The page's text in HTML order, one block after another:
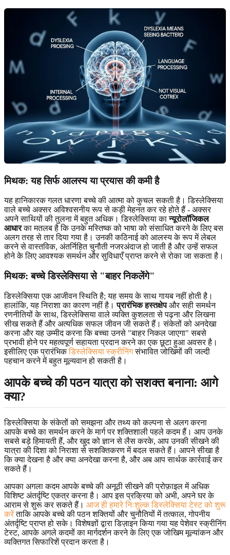
मिथक: यह सिर्फ आलस्य या प्रयास की कमी है
यह हानिकारक गलत धारणा बच्चे की आत्मा को कुचल सकती है। डिस्लेक्सिया
वाले बच्चे अक्सर अविश्वसनीय रूप से कड़ी मेहनत कर रहे होते हैं - अक्सर
अपने साथियों की तुलना में बहुत अधिक। डिस्लेक्सिया कान्यूरोलॉजिकल
आधारका मतलब है कि उनके मस्तिष्क को भाषा को संसाधित करने के लिए बस
अलग तरह से तार दिया गया है। उनकी कठिनाई को आलस्य के रूप में लेबल
करने से वास्तविक, अंतर्निहित चुनौती नजरअंदाज हो जाती है और उन्हें सफल
होने के लिए आवश्यक समर्थन और सुविधाएँ प्राप्त करने से रोका जा सकता है।
मिथक: बच्चे डिस्लेक्सिया से "बाहर निकलेंगे"
डिस्लेक्सिया एक आजीवन स्थिति है; यह समय के साथ गायब नहीं होती है।
हालांकि, यह निराशा का कारण नहीं है।प्रारंभिक हस्तक्षेपऔर सही समर्थन
रणनीतियों के साथ, डिस्लेक्सिया वाले व्यक्ति कुशलता से पढ़ना और लिखना
सीख सकते हैं और अत्यधिक सफल जीवन जी सकते हैं। संकेतों को अनदेखा
करना और यह उम्मीद करना कि बच्चा उनसे "बाहर निकल जाएगा" सबसे
प्रभावी होने पर महत्वपूर्ण सहायता प्रदान करने का एक छूटा हुआ अवसर है।
इसीलिए एक प्रारंभिकडिस्लेक्सिया स्क्रीनिंगसंभावित जोखिमों की जल्दी
पहचान करने में बहुत मूल्यवान हो सकती है।
आपके बच्चे की पठन यात्रा को सशक्त बनाना: आगे
क्या?
डिस्लेक्सिया के संकेतों को समझना और तथ्य को कल्पना से अलग करना
आपके बच्चे का समर्थन करने के मार्ग पर शक्तिशाली पहले कदम हैं। आप उनके
सबसे बड़े हिमायती हैं, और खुद को ज्ञान से लैस करके, आप उनकी सीखने की
यात्रा की दिशा को निराशा से सशक्तिकरण में बदल सकते हैं। आपने सीखा है
कि क्या देखना है और क्या अनदेखा करना है, और अब आप सार्थक कार्रवाई कर
सकते हैं।
आपका अगला कदम आपके बच्चे की अनूठी सीखने की प्रोफ़ाइल में अधिक
विशिष्ट अंतर्दृष्टि एकत्र करना है। आप इस प्रक्रिया को अभी, अपने घर के
आराम से शुरू कर सकते हैं। आज ही हमारे निःशुल्क डिस्लेक्सिया टेस्ट को शुरू
करेंताकि आपके बच्चे की पठन शक्तियों और चुनौतियों में तत्काल, गोपनीय
अंतर्दृष्टि प्राप्त हो सके। विशेषज्ञों द्वारा डिज़ाइन किया गया यह पेशेवर स्क्रीनिंग
टेस्ट, आपके अगले कदमों का मार्गदर्शन करने के लिए एक जोखिम मूल्यांकन और
व्यक्तिगत सिफारिशें प्रदान करता है।